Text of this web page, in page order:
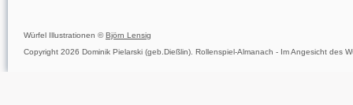
Würfel Illustrationen © Björn Lensig
Copyright 2026 Dominik Pielarski (geb.Dießlin). Rollenspiel-Almanach - Im Angesicht des